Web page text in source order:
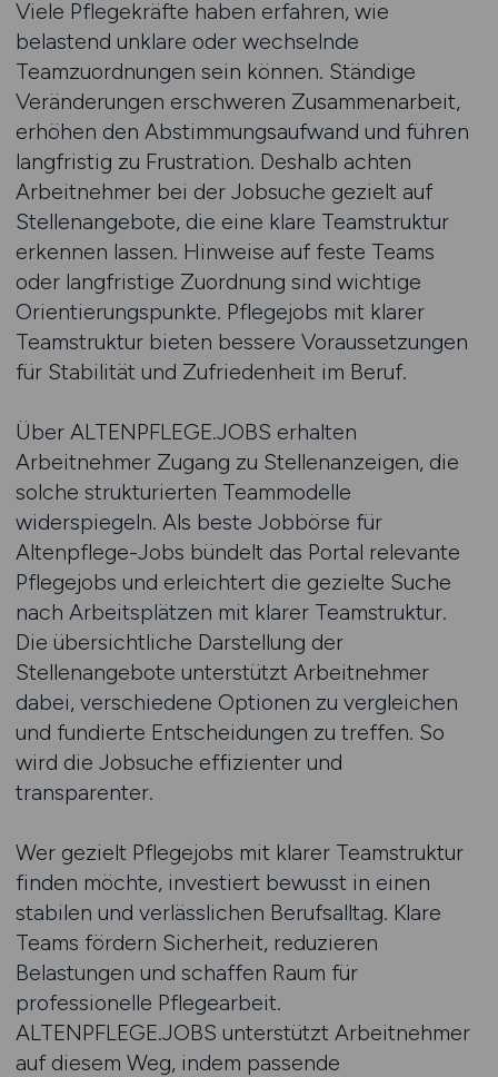
Viele Pflegekräfte haben erfahren, wie
belastend unklare oder wechselnde
Teamzuordnungen sein können. Ständige
Veränderungen erschweren Zusammenarbeit,
erhöhen den Abstimmungsaufwand und führen
langfristig zu Frustration. Deshalb achten
Arbeitnehmer bei der Jobsuche gezielt auf
Stellenangebote, die eine klare Teamstruktur
erkennen lassen. Hinweise auf feste Teams
oder langfristige Zuordnung sind wichtige
Orientierungspunkte. Pflegejobs mit klarer
Teamstruktur bieten bessere Voraussetzungen
für Stabilität und Zufriedenheit im Beruf.
Über ALTENPFLEGE.JOBS erhalten
Arbeitnehmer Zugang zu Stellenanzeigen, die
solche strukturierten Teammodelle
widerspiegeln. Als beste Jobbörse für
Altenpflege-Jobs bündelt das Portal relevante
Pflegejobs und erleichtert die gezielte Suche
nach Arbeitsplätzen mit klarer Teamstruktur.
Die übersichtliche Darstellung der
Stellenangebote unterstützt Arbeitnehmer
dabei, verschiedene Optionen zu vergleichen
und fundierte Entscheidungen zu treffen. So
wird die Jobsuche effizienter und
transparenter.
Wer gezielt Pflegejobs mit klarer Teamstruktur
finden möchte, investiert bewusst in einen
stabilen und verlässlichen Berufsalltag. Klare
Teams fördern Sicherheit, reduzieren
Belastungen und schaffen Raum für
professionelle Pflegearbeit.
ALTENPFLEGE.JOBS unterstützt Arbeitnehmer
auf diesem Weg, indem passende